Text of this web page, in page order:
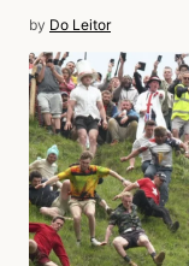
by Do Leitor